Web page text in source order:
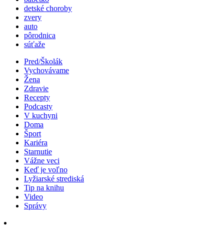
detské choroby
zvery
auto
pôrodnica
súťaže
Pred/Školák
Vychovávame
Žena
Zdravie
Recepty
Podcasty
V kuchyni
Doma
Šport
Kariéra
Starnutie
Vážne veci
Keď je voľno
Lyžiarské strediská
Tip na knihu
Video
Správy